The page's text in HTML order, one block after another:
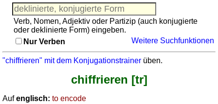
Französisch
Italienisch
Lateinisch
Niederländisch
Portugiesisch
Rumänisch
Verb, Nomen, Adjektiv oder Partizip (auch konjugierte
oder deklinierte Form) eingeben.
Nur Verben
Weitere Suchfunktionen
"chiffrieren" mit dem Konjugationstrainer üben.
chiffrieren [tr]
Aufenglisch: to encode